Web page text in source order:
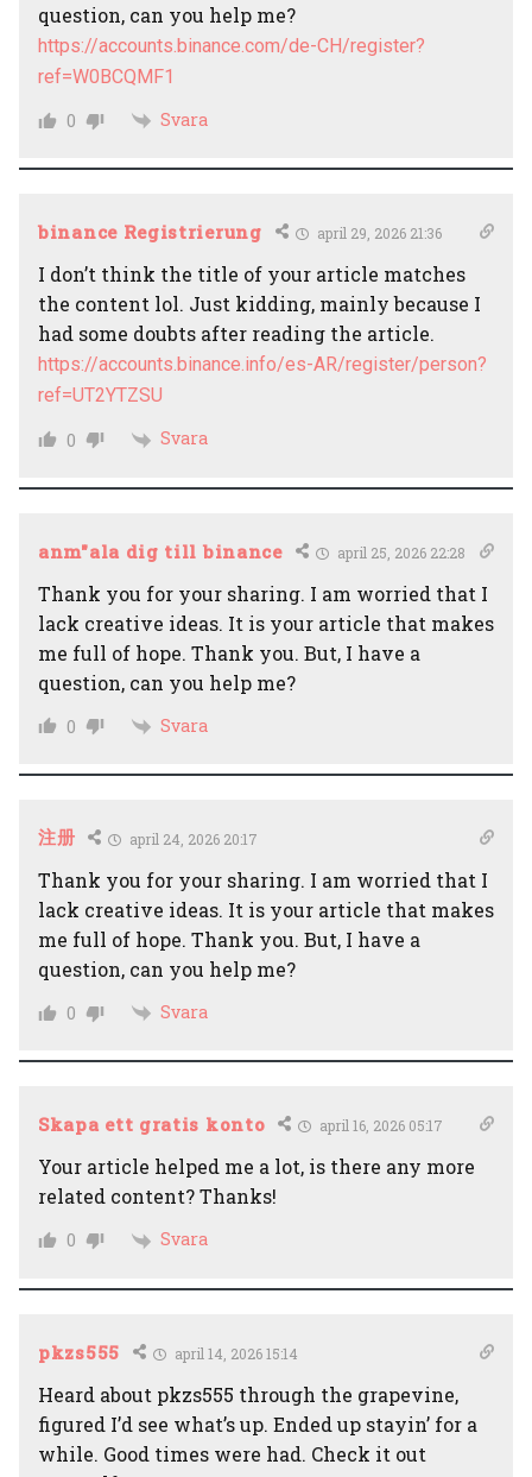
question, can you help me?
https://accounts.binance.com/de-CH/register?
ref=W0BCQMF1
0
Svara
binance Registrierung april 29, 2026 21:36
I don’t think the title of your article matches
the content lol. Just kidding, mainly because I
had some doubts after reading the article.
https://accounts.binance.info/es-AR/register/person?
ref=UT2YTZSU
0
Svara
anm"ala dig till binance april 25, 2026 22:28
Thank you for your sharing. I am worried that I
lack creative ideas. It is your article that makes
me full of hope. Thank you. But, I have a
question, can you help me?
0 Svara
注册 april 24, 2026 20:17
Thank you for your sharing. I am worried that I
lack creative ideas. It is your article that makes
me full of hope. Thank you. But, I have a
question, can you help me?
0 Svara
Skapa ett gratis konto april 16, 2026 05:17
Your article helped me a lot, is there any more
related content? Thanks!
0 Svara
pkzs555 april 14, 2026 15:14
Heard about pkzs555 through the grapevine,
figured I’d see what’s up. Ended up stayin’ for a
while. Good times were had. Check it out